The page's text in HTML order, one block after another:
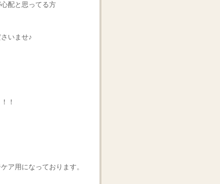
配と思ってる方
いませ♪
！
ア用になっております。